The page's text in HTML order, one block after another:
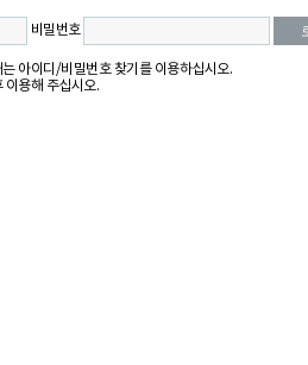
비밀번호
아이디/비밀번호 찾기를 이용하십시오.
이용해 주십시오.